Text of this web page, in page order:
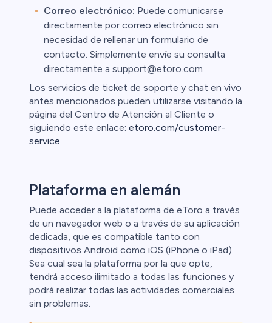
Correo electrónico: Puede comunicarse
directamente por correo electrónico sin
necesidad de rellenar un formulario de
contacto. Simplemente envíe su consulta
directamente a support@etoro.com
Los servicios de ticket de soporte y chat en vivo
antes mencionados pueden utilizarse visitando la
página del Centro de Atención al Cliente o
siguiendo este enlace: etoro.com/customer-
service.
Plataforma en alemán
Puede acceder a la plataforma de eToro a través
de un navegador web o a través de su aplicación
dedicada, que es compatible tanto con
dispositivos Android como iOS (iPhone o iPad).
Sea cual sea la plataforma por la que opte,
tendrá acceso ilimitado a todas las funciones y
podrá realizar todas las actividades comerciales
sin problemas.